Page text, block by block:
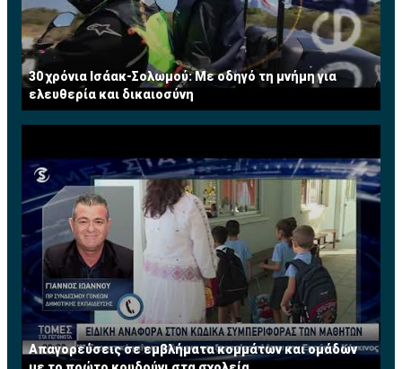
30 χρόνια Ισάακ-Σολωμού: Με οδηγό τη μνήμη για
ελευθερία και δικαιοσύνη
Απαγορεύσεις σε εμβλήματα κομμάτων και ομάδων